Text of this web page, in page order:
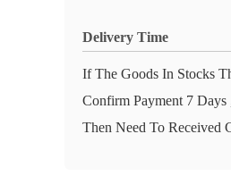
Delivery Time
If The Goods In Stocks
Confirm Payment 7
Then Need To Received